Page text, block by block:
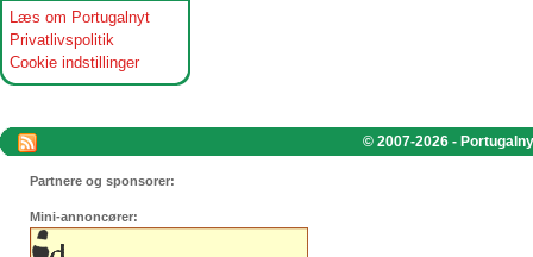
Læs om Portugalnyt
Privatlivspolitik
Cookie indstillinger
© 2007-2026 -
Partnere og sponsorer:
Mini-annoncører: